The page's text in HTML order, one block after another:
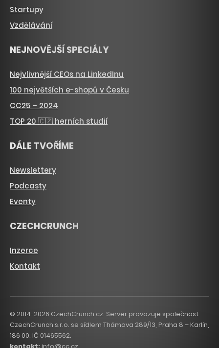
Startupy
Vzdělávání
NEJNOVĚJŠÍ SPECIÁLY
Nejvlivnější CEOs na LinkedInu
100 největších e-shopů v Česku
CC25 – 2024
TOP 20 🇨🇿 herních studií
DÁLE TVOŘÍME
Newslettery
Podcasty
Eventy
CZECHCRUNCH
Inzerce
Kontakt
© 2014-2026 CzechCrunch.cz. Server provozuje společnost
CzechCrunch s.r.o. se sídlem Thámova 289/13, Praha 8 – Karlín,
186 00. IČ 01465562.